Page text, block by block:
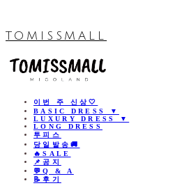
TOMISSMALL
이번 주 신상🤍
BASIC DRESS ▼
LUXURY DRESS ▼
LONG DRESS
투피스
당일발송🚚
🔥SALE
📌공지
💬Q & A
📝후기